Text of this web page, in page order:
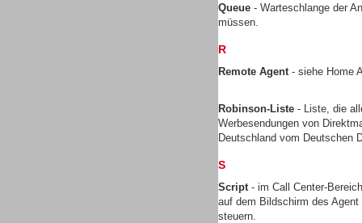
Queue - Warteschlange der
müssen.
R
Remote Agent- siehe Home
Robinson-Liste - Liste, die
Werbesendungen von
Deutschland vom Deutschen
S
Script- im Call Center-
auf dem Bildschirm des
steuern.